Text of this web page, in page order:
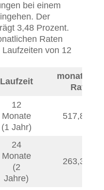
bei einem
Der
3,48 Prozent.
Raten
von 12
Laufzeit
monatliche
Rate
12
Monate
(1 Jahr)
517,82
24
Monate
(2
Jahre)
263,34